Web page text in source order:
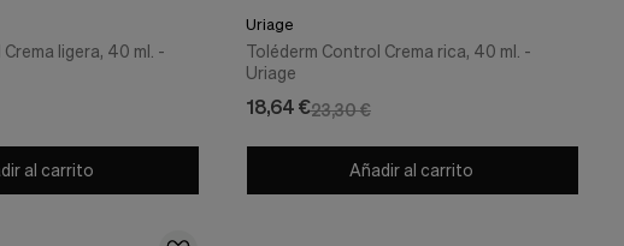
ligera, 40 ml. -
al carrito
Uriage
Toléderm Control Crema rica, 40 ml. -
Uriage
23,30 €
18,64 €
Añadir al carrito